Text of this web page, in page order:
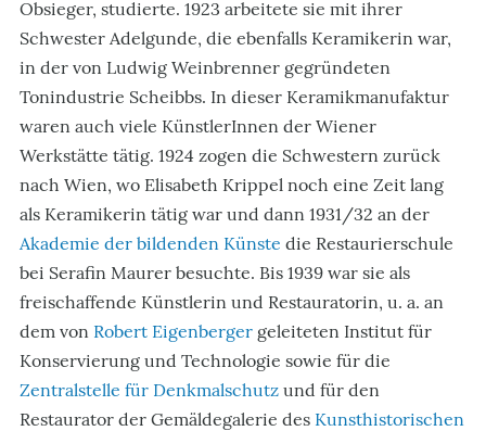
Obsieger, studierte. 1923 arbeitete sie mit ihrer
Schwester Adelgunde, die ebenfalls Keramikerin war,
in der von Ludwig Weinbrenner gegründeten
Tonindustrie Scheibbs. In dieser Keramikmanufaktur
waren auch viele KünstlerInnen der Wiener
Werkstätte tätig. 1924 zogen die Schwestern zurück
nach Wien, wo Elisabeth Krippel noch eine Zeit lang
als Keramikerin tätig war und dann 1931/32 an der
Akademie der bildenden Künste die Restaurierschule
bei Serafin Maurer besuchte. Bis 1939 war sie als
freischaffende Künstlerin und Restauratorin, u. a. an
dem von Robert Eigenberger geleiteten Institut für
Konservierung und Technologie sowie für die
Zentralstelle für Denkmalschutz und für den
Restaurator der Gemäldegalerie des Kunsthistorischen